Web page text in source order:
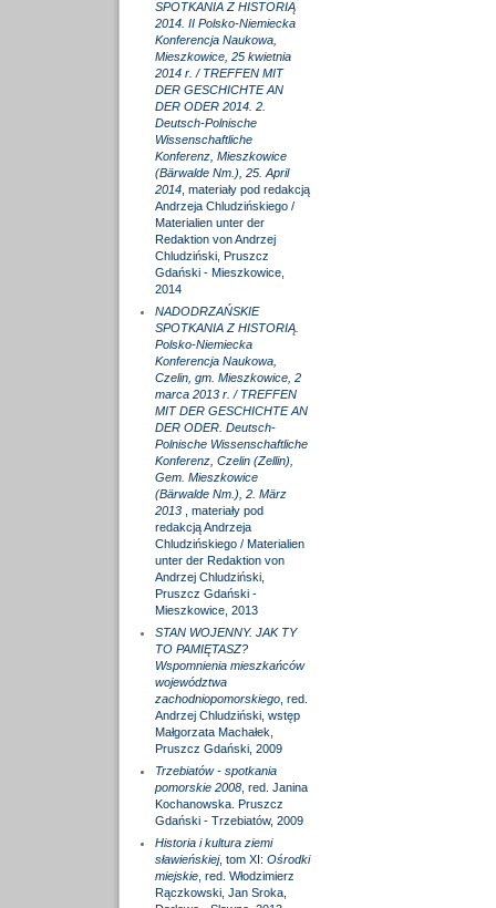
SPOTKANIA Z HISTORIĄ
2014. II Polsko-Niemiecka
Konferencja Naukowa,
Mieszkowice, 25 kwietnia
2014 r. / TREFFEN MIT
DER GESCHICHTE AN
DER ODER 2014. 2.
Deutsch-Polnische
Wissenschaftliche
Konferenz, Mieszkowice
(Bärwalde Nm.), 25. April
2014, materiały pod redakcją
Andrzeja Chludzińskiego /
Materialien unter der
Redaktion von Andrzej
Chludziński, Pruszcz
Gdański - Mieszkowice,
2014
NADODRZAŃSKIE
SPOTKANIA Z HISTORIĄ.
Polsko-Niemiecka
Konferencja Naukowa,
Czelin, gm. Mieszkowice, 2
marca 2013 r. / TREFFEN
MIT DER GESCHICHTE AN
DER ODER. Deutsch-
Polnische Wissenschaftliche
Konferenz, Czelin (Zellin),
Gem. Mieszkowice
(Bärwalde Nm.), 2. März
2013
, materiały pod
redakcją Andrzeja
Chludzińskiego / Materialien
unter der Redaktion von
Andrzej Chludziński,
Pruszcz Gdański -
Mieszkowice, 2013
STAN WOJENNY. JAK TY
TO PAMIĘTASZ?
Wspomnienia mieszkańców
województwa
zachodniopomorskiego, red.
Andrzej Chludziński, wstęp
Małgorzata Machałek,
Pruszcz Gdański, 2009
Trzebiatów - spotkania
pomorskie 2008, red. Janina
Kochanowska. Pruszcz
Gdański - Trzebiatów, 2009
Historia i kultura ziemi
sławieńskiej, tom XI: Ośrodki
miejskie, red. Włodzimierz
Rączkowski, Jan Sroka,